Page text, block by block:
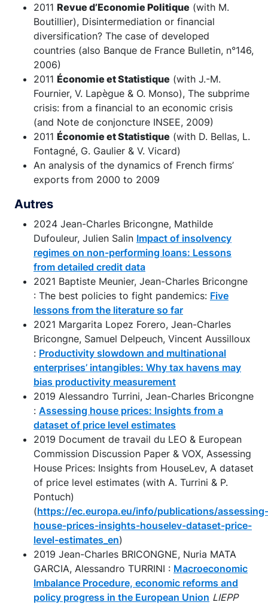
2011 Revue d’Economie Politique (with M.
Boutillier), Disintermediation or financial
diversification? The case of developed
countries (also Banque de France Bulletin, n°146,
2006)
2011 Économie et Statistique (with J.-M.
Fournier, V. Lapègue & O. Monso), The subprime
crisis: from a financial to an economic crisis
(and Note de conjoncture INSEE, 2009)
2011 Économie et Statistique (with D. Bellas, L.
Fontagné, G. Gaulier & V. Vicard)
An analysis of the dynamics of French firms’
exports from 2000 to 2009
Autres
2024 Jean-Charles Bricongne, Mathilde
Dufouleur, Julien Salin Impact of insolvency
regimes on non-performing loans: Lessons
from detailed credit data
2021 Baptiste Meunier, Jean-Charles Bricongne
: The best policies to fight pandemics: Five
lessons from the literature so far
2021 Margarita Lopez Forero, Jean-Charles
Bricongne, Samuel Delpeuch, Vincent Aussilloux
: Productivity slowdown and multinational
enterprises’ intangibles: Why tax havens may
bias productivity measurement
2019 Alessandro Turrini, Jean-Charles Bricongne
: Assessing house prices: Insights from a
dataset of price level estimates
2019 Document de travail du LEO & European
Commission Discussion Paper & VOX, Assessing
House Prices: Insights from HouseLev, A dataset
of price level estimates (with A. Turrini & P.
Pontuch)
(https://ec.europa.eu/info/publications/assessing-
house-prices-insights-houselev-dataset-price-
level-estimates_en)
2019 Jean-Charles BRICONGNE, Nuria MATA
GARCIA, Alessandro TURRINI : Macroeconomic
Imbalance Procedure, economic reforms and
policy progress in the European Union LIEPP